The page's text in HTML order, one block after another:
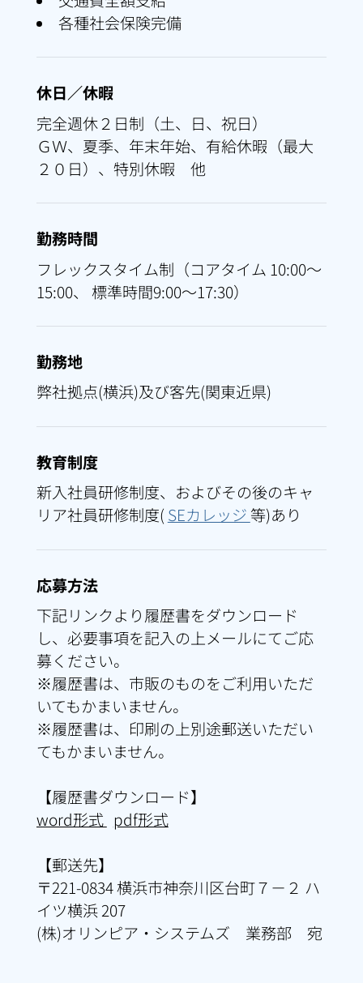
各種社会保険完備
休日／休暇
完全週休２日制（土、日、祝日）
ＧＷ、夏季、年末年始、有給休暇（最大
２０日）、特別休暇 他
勤務時間
フレックスタイム制（コアタイム 10:00～
15:00、 標準時間9:00～17:30）
勤務地
弊社拠点(横浜)及び客先(関東近県)
教育制度
新入社員研修制度、およびその後のキャ
リア社員研修制度( SEカレッジ 等)あり
応募方法
下記リンクより履歴書をダウンロード
し、必要事項を記入の上メールにてご応
募ください。
※履歴書は、市販のものをご利用いただ
いてもかまいません。
※履歴書は、印刷の上別途郵送いただい
てもかまいません。
【履歴書ダウンロード】
word形式 pdf形式
【郵送先】
〒221-0834 横浜市神奈川区台町７－２ ハ
イツ横浜 207
(株)オリンピア・システムズ 業務部 宛